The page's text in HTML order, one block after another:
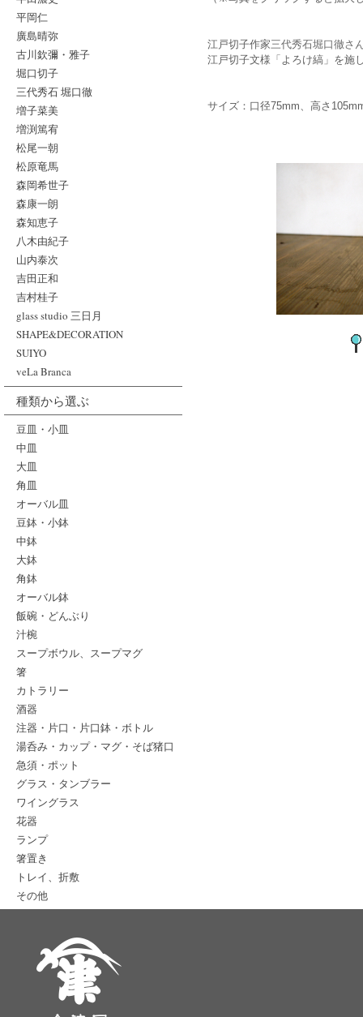
平岡仁
廣島晴弥
古川欽彌・雅子
堀口切子
三代秀石 堀口徹
増子菜美
増渕篤宥
松尾一朝
松原竜馬
森岡希世子
森康一朗
森知恵子
八木由紀子
山内泰次
吉田正和
吉村桂子
glass studio 三日月
SHAPE&DECORATION
SUIYO
veLa Branca
種類から選ぶ
豆皿・小皿
中皿
大皿
角皿
オーバル皿
豆鉢・小鉢
中鉢
大鉢
角鉢
オーバル鉢
飯碗・どんぶり
汁椀
スープボウル、スープマグ
箸
カトラリー
酒器
注器・片口・片口鉢・ボトル
湯呑み・カップ・マグ・そば猪口
急須・ポット
グラス・タンブラー
ワイングラス
花器
ランプ
箸置き
トレイ、折敷
その他
江戸切子作家三代秀石堀口徹さ
江戸切子文様「よろけ縞」を施
サイズ：口径75mm、高さ